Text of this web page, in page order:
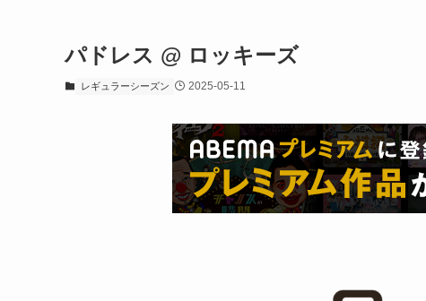
パドレス @ ロッキーズ
レギュラーシーズン 2025-05-11